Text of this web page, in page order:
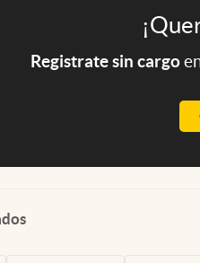
Registrate sin cargo